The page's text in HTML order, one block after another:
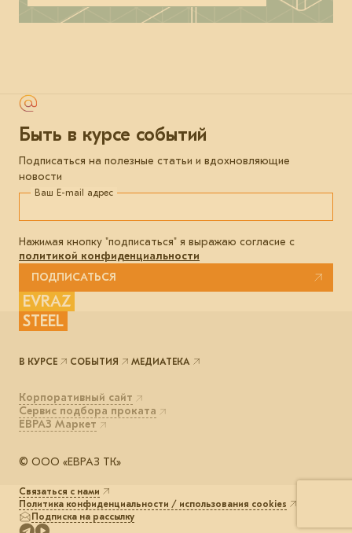
Быть в курсе событий
Подписаться на полезные статьи и вдохновляющие
новости
Ваш E-mail адрес
Нажимая кнопку "подписаться" я выражаю согласие с
политикой конфиденциальности
ПОДПИСАТЬСЯ
EVRAZ
STEEL
© ООО «ЕВРАЗ ТК»
Корпоративный сайт
Сервис подбора проката
ЕВРАЗ Маркет
В КУРСЕ СОБЫТИЯ МЕДИАТЕКА
Связаться с нами
Политика конфиденциальности / использования cookies
Подписка на рассылку